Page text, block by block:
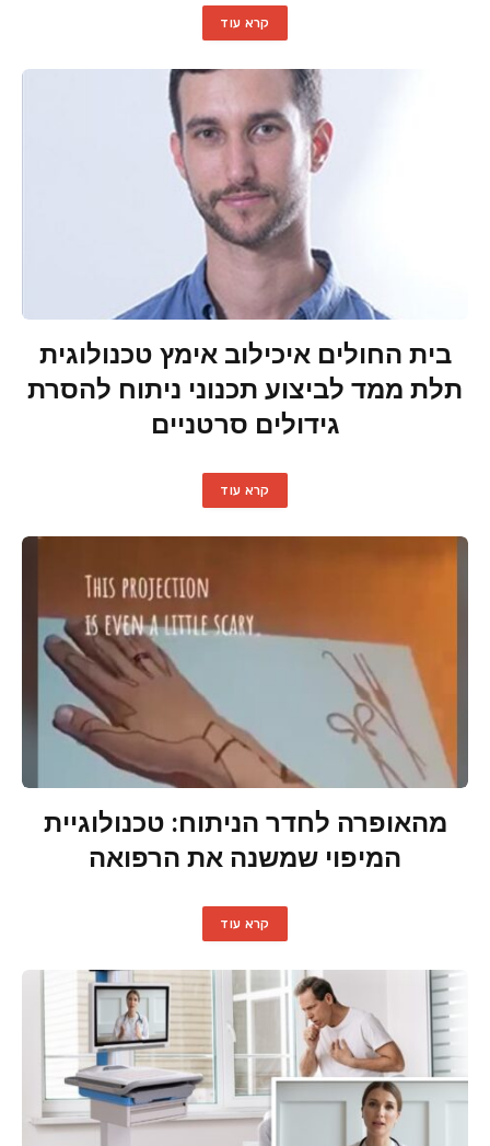
קרא עוד
בית החולים איכילוב אימץ טכנולוגית
תלת ממד לביצוע תכנוני ניתוח להסרת
גידולים סרטניים
קרא עוד
מהאופרה לחדר הניתוח: טכנולוגיית
המיפוי שמשנה את הרפואה
קרא עוד